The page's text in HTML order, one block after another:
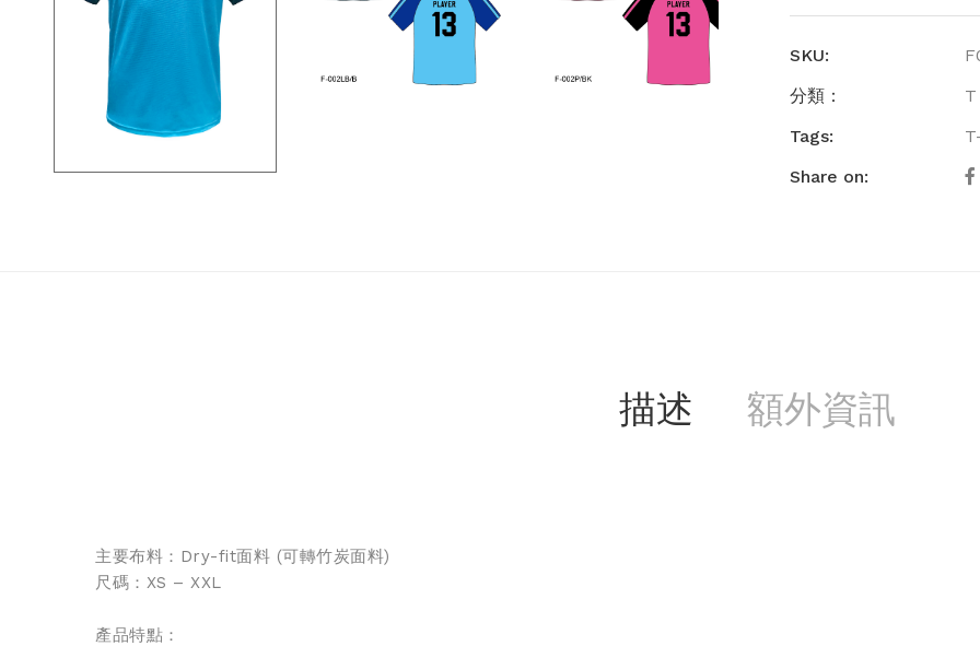
SKU:
分類：
T
Tags:
Share on:
描述 額外資訊
主要布料：Dry-fit面料 (可轉竹炭面料)
尺碼：XS – XXL
產品特點：